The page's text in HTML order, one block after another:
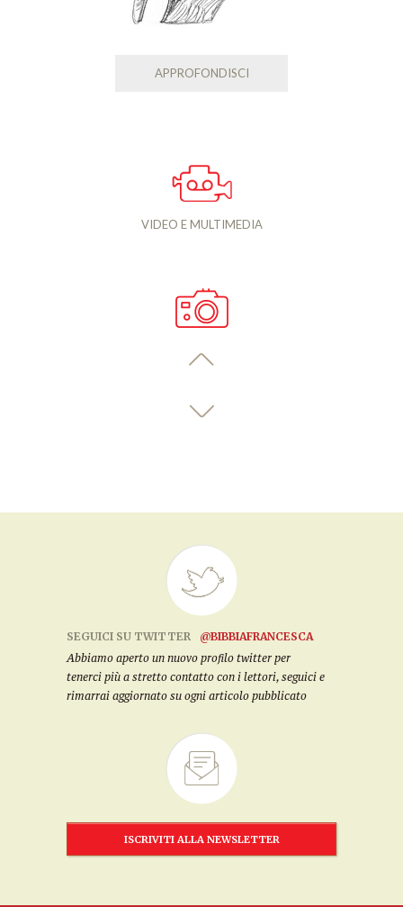
APPROFONDISCI
VIDEO E MULTIMEDIA
SEGUICI SU TWITTER
@BIBBIAFRANCESCA
Abbiamo aperto un nuovo profilo twitter per
tenerci più a stretto contatto con i lettori, seguici e
rimarrai aggiornato su ogni articolo pubblicato
ISCRIVITI ALLA NEWSLETTER